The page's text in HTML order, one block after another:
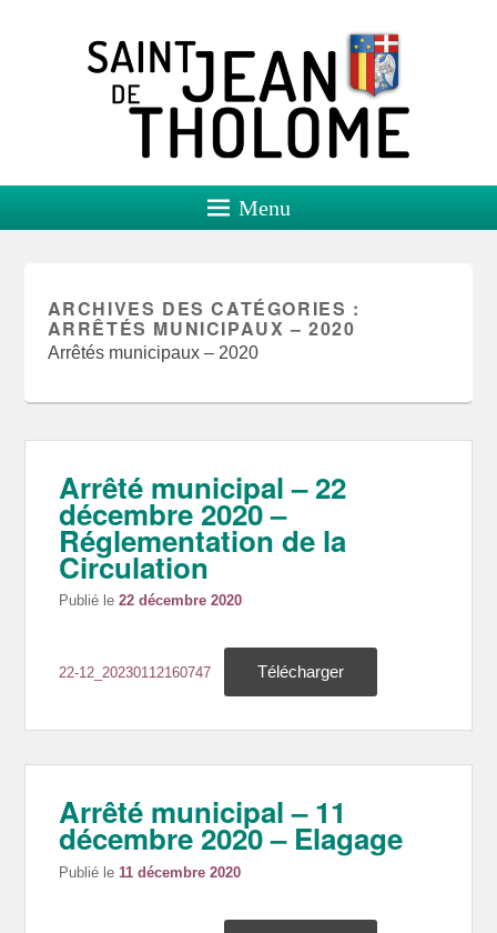
Saint Jean de Tholome
Site officiel
Menu
ARCHIVES DES CATÉGORIES :
ARRÊTÉS MUNICIPAUX – 2020
Arrêtés municipaux – 2020
Arrêté municipal – 22
décembre 2020 –
Réglementation de la
Circulation
Publié le22 décembre 2020
22-12_20230112160747 Télécharger
Arrêté municipal – 11
décembre 2020 – Elagage
Publié le11 décembre 2020